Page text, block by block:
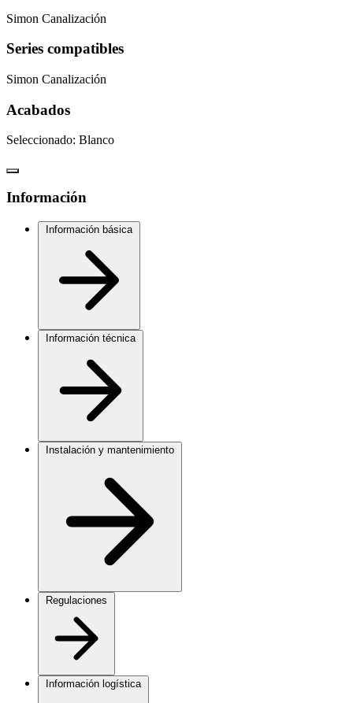
Simon Canalización
Series compatibles
Simon Canalización
Acabados
Seleccionado: Blanco
Información